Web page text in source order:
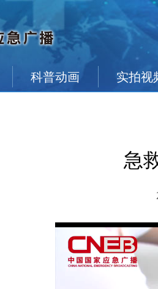
科普动画 实拍视
急